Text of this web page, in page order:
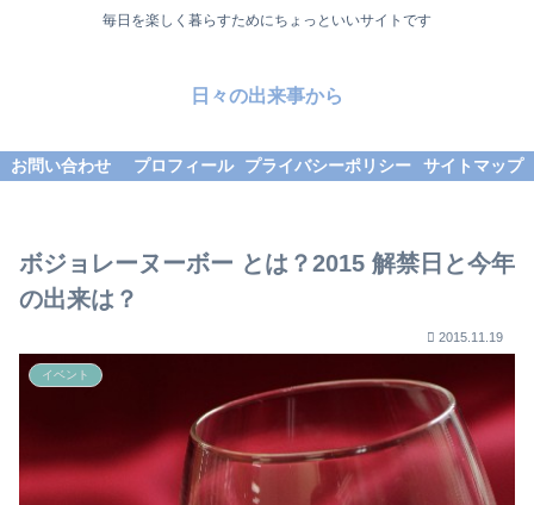
毎日を楽しく暮らすためにちょっといいサイトです
日々の出来事から
お問い合わせ プロフィール プライバシーポリシー サイトマップ
ボジョレーヌーボー とは？2015 解禁日と今年
の出来は？
2015.11.19
イベント